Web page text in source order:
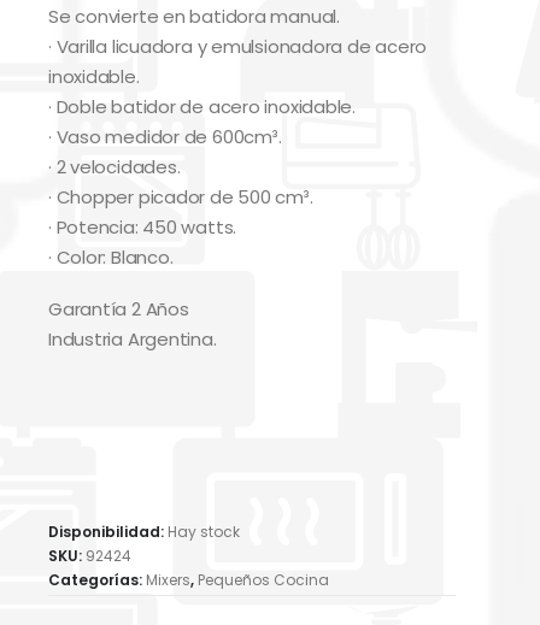
Se convierte en batidora manual.
· Varilla licuadora y emulsionadora de acero
inoxidable.
· Doble batidor de acero inoxidable.
· Vaso medidor de 600cm³.
· 2 velocidades.
· Chopper picador de 500 cm³.
· Potencia: 450 watts.
· Color: Blanco.
Garantía 2 Años
Industria Argentina.
Disponibilidad: Hay stock
SKU: 92424
Categorías: Mixers, Pequeños Cocina